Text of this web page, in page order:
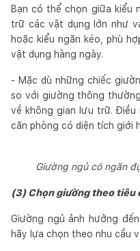
Bạn có thể chọn giữa kiểu
trữ các vật dụng lớn như
hoặc kiểu ngăn kéo, phù
vật dụng hàng ngày.
- Mặc dù những chiếc
so với giường thông
về không gian lưu trữ.
căn phòng có diện tích giới
Giường ngủ có ngăn
(3) Chọn giường theo tiêu
Giường ngủ ảnh hưởng
hãy lựa chọn theo nhu cầu